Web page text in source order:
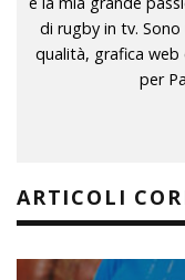
di rugby in tv.
qualità, grafica web
per
ARTICOLI